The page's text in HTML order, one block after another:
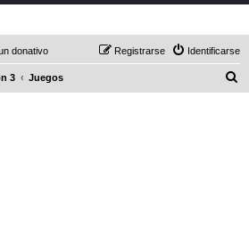
donativo Identificarse
Registrarse
3 Juegos